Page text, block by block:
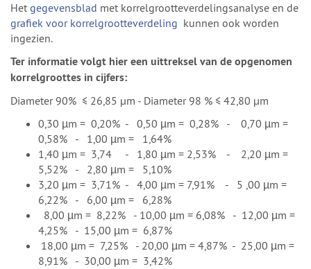
Het gegevensblad met korrelgrootteverdelingsanalyse en de
grafiek voor korrelgrootteverdeling kunnen ook worden
ingezien.
Ter informatie volgt hier een uittreksel van de opgenomen
korrelgroottes in cijfers:
Diameter 90% ≤ 26,85 μm - Diameter 98 % ≤ 42,80 μm
0,30 µm = 0,20% - 0,50 µm = 0,28% - 0,70 µm =
0,58% - 1,00 µm = 1,64%
1,40 µm = 3,74 - 1,80 µm = 2,53% - 2,20 µm =
5,52% - 2,80 µm = 5,10%
3,20 µm = 3,71% - 4,00 µm = 7,91% - 5 ,00 µm =
6,22% - 6,00 µm = 6,28%
8,00 µm = 8,22% - 10,00 µm = 6,08% - 12,00 µm =
4,25% - 15,00 µm = 6,87%
18,00 µm = 7,25% - 20,00 µm = 4,87% - 25,00 µm =
8,91% - 30,00 µm = 3,42%